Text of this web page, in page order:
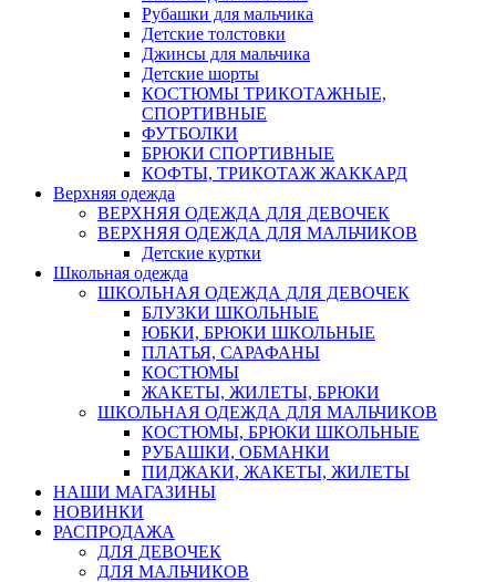
Рубашки для мальчика
Детские толстовки
Джинсы для мальчика
Детские шорты
КОСТЮМЫ ТРИКОТАЖНЫЕ,
СПОРТИВНЫЕ
ФУТБОЛКИ
БРЮКИ СПОРТИВНЫЕ
КОФТЫ, ТРИКОТАЖ ЖАККАРД
Верхняя одежда
ВЕРХНЯЯ ОДЕЖДА ДЛЯ ДЕВОЧЕК
ВЕРХНЯЯ ОДЕЖДА ДЛЯ МАЛЬЧИКОВ
Детские куртки
Школьная одежда
ШКОЛЬНАЯ ОДЕЖДА ДЛЯ ДЕВОЧЕК
БЛУЗКИ ШКОЛЬНЫЕ
ЮБКИ, БРЮКИ ШКОЛЬНЫЕ
ПЛАТЬЯ, САРАФАНЫ
КОСТЮМЫ
ЖАКЕТЫ, ЖИЛЕТЫ, БРЮКИ
ШКОЛЬНАЯ ОДЕЖДА ДЛЯ МАЛЬЧИКОВ
КОСТЮМЫ, БРЮКИ ШКОЛЬНЫЕ
РУБАШКИ, ОБМАНКИ
ПИДЖАКИ, ЖАКЕТЫ, ЖИЛЕТЫ
НАШИ МАГАЗИНЫ
НОВИНКИ
РАСПРОДАЖА
ДЛЯ ДЕВОЧЕК
ДЛЯ МАЛЬЧИКОВ